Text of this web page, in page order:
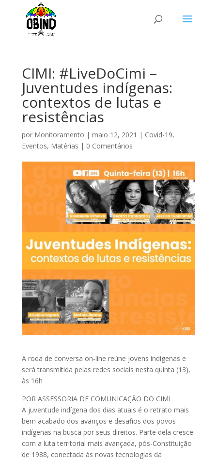
CIMI: #LiveDoCimi –
Juventudes indígenas:
contextos de lutas e
resistências
por Monitoramento | maio 12, 2021 | Covid-19,
Eventos, Matérias | 0 Comentários
A roda de conversa on-line reúne jovens indígenas e
será transmitida pelas redes sociais nesta quinta (13),
às 16h
POR ASSESSORIA DE COMUNICAÇÃO DO CIMI
A juventude indígena dos dias atuais é o retrato mais
bem acabado dos avanços e desafios dos povos
indígenas na busca por seus direitos. Parte dela cresce
com a luta territorial mais avançada, pós-Constituição
de 1988, conectada às novas tecnologias da